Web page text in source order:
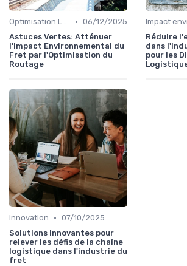
Optimisation Logistique • 06/12/2025
Astuces Vertes: Atténuer
l'Impact Environnemental du
Fret par l'Optimisation du
Routage
Réduire
dans
pour les
Innovation • 07/10/2025
Solutions innovantes pour
relever les défis de la chaîne
logistique dans l'industrie du
fret